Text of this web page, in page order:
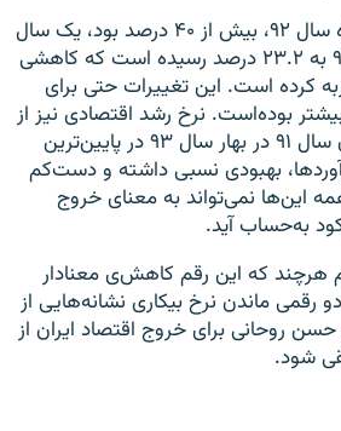
نرخ تورم که در مردادماه سال ۹۲، بیش از ۴۰ درصد بود، یک سال
بعد در مردادماه سال ۹۳ به ۲۳.۲ درصد رسیده است که کاهشی
تجربه کرده است. این تغییرات حتی برای
بوده‌است. نرخ رشد اقتصادی نیز از
منفی ۶.۸ درصد در پایان سال ۹۱ در بهار سال ۹۳ در پایین‌ترین
بهبودی نسبی داشته و دست‌کم
این‌ها نمی‌تواند به معنای خروج
به‌حساب آید.
هرچند که این رقم کاهش‌ی معنادار
ماندن نرخ بیکاری نشانه‌هایی از
روحانی برای خروج اقتصاد ایران از
شود.